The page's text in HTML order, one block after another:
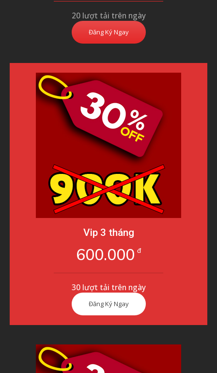
20 lượt tải trên ngày
Đăng Ký Ngay
Vip 3 tháng
600.000 đ
30 lượt tải trên ngày
Đăng Ký Ngay